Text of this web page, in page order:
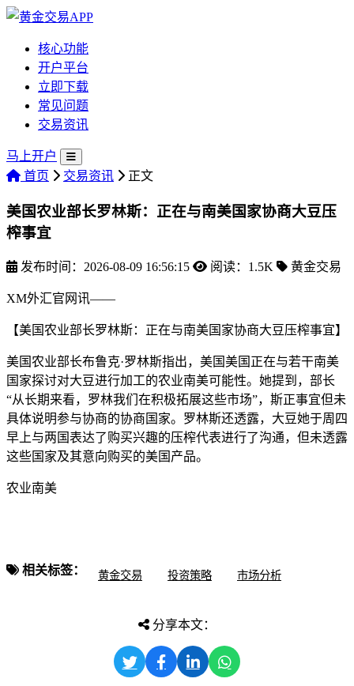
核心功能
开户平台
立即下载
常见问题
交易资讯
马上开户
首页
交易资讯 正文
美国农业部长罗林斯：正在与南美国家协商大豆压
榨事宜
发布时间：2026-08-09 16:56:15 阅读：1.5K 黄金交易
XM外汇官网讯——
【美国农业部长罗林斯：正在与南美国家协商大豆压榨事宜】
美国农业部长布鲁克·罗林斯指出，美国美国正在与若干南美
国家探讨对大豆进行加工的农业南美可能性。她提到，部长
“从长期来看，罗林我们在积极拓展这些市场”，斯正事宜但未
具体说明参与协商的协商国家。罗林斯还透露，大豆她于周四
早上与两国表达了购买兴趣的压榨代表进行了沟通，但未透露
这些国家及其意向购买的美国产品。
农业南美
相关标签： 黄金交易 投资策略 市场分析
分享本文：